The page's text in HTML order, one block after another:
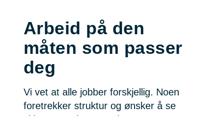
Arbeid på den
måten som passer
deg
Vi vet at alle jobber forskjellig. Noen
foretrekker struktur og ønsker å se